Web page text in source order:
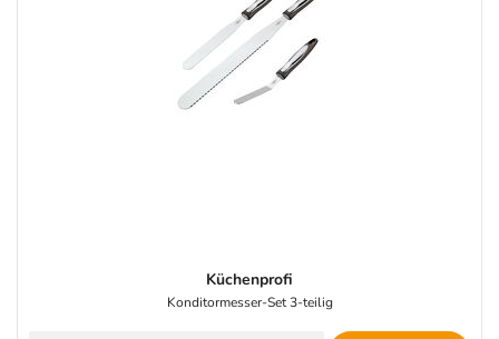
Küchenprofi
Konditormesser-Set 3-teilig